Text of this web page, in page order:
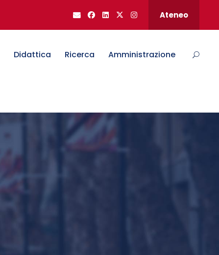
Ateneo
Didattica Ricerca Amministrazione